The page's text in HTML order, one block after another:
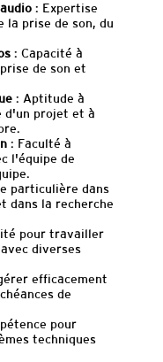
: Expertise
la prise de son, du
: Capacité à
de son et
: Aptitude à
d'un projet et à
: Faculté à
l'équipe de
particulière dans
dans la recherche
pour travailler
diverses
efficacement
de
pour
techniques